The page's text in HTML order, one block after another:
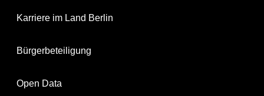
Karriere im Land Berlin
Bürgerbeteiligung
Open Data